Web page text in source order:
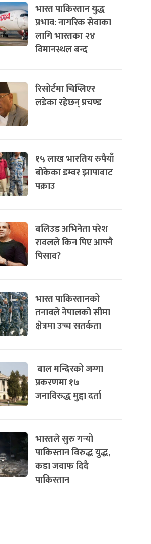
भारत पाकिस्तान युद्ध
प्रभाव: नागरिक सेवाका
लागि भारतका २४
विमानस्थल बन्द
रिसोर्टमा चिप्लिएर
लडेका रहेछन् प्रचण्ड
१५ लाख भारतिय रुपैयाँ
बोकेका डम्बर झापाबाट
पक्राउ
बलिउड अभिनेता परेश
रावलले किन पिए आफ्नै
पिसाव?
भारत पाकिस्तानको
तनावले नेपालको सीमा
क्षेत्रमा उच्च सतर्कता
बाल मन्दिरको जग्गा
प्रकरणमा १७
जनाविरुद्ध मुद्दा दर्ता
भारतले सुरु गर्‍यो
पाकिस्तान विरुद्ध युद्ध,
कडा जवाफ दिदै
पाकिस्तान